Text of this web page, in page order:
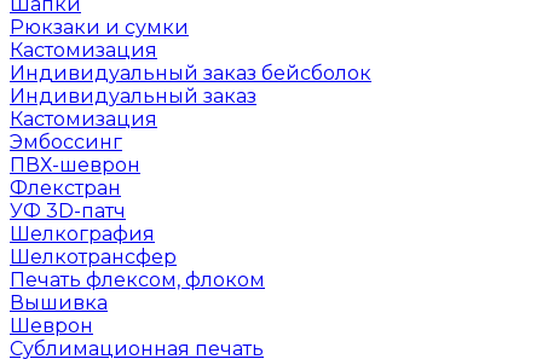
Рюкзаки и сумки
Кастомизация
Индивидуальный заказ бейсболок
Индивидуальный заказ
Кастомизация
Эмбоссинг
ПВХ-шеврон
Флекстран
УФ 3D-патч
Шелкография
Шелкотрансфер
Печать флексом, флоком
Вышивка
Шеврон
Сублимационная печать